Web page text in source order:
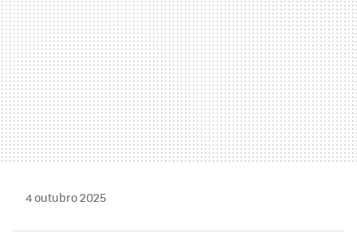
4 outubro 2025